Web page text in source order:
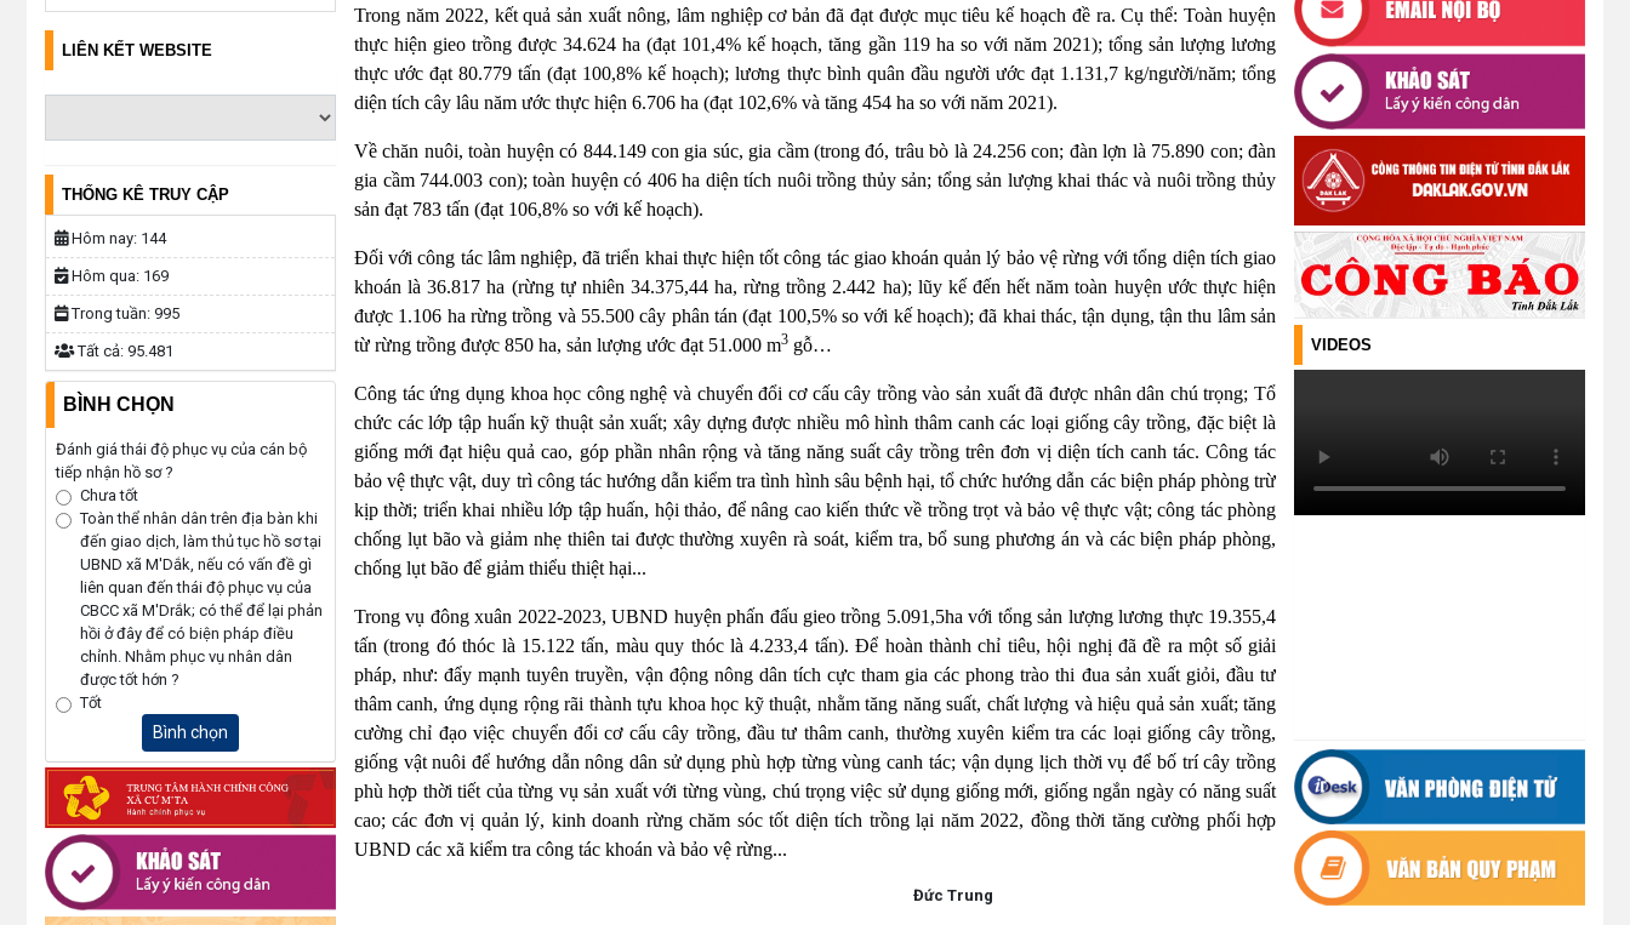
LIÊN KẾT WEBSITE
THỐNG KÊ TRUY CẬP
Hôm nay: 144
Hôm qua: 169
Trong tuần: 995
Tất cả: 95.481
BÌNH CHỌN
Đánh giá thái độ phục vụ của cán bộ
tiếp nhận hồ sơ ?
Chưa tốt
Toàn thể nhân dân trên địa bàn khi
đến giao dịch, làm thủ tục hồ sơ tại
UBND xã M'Dắk, nếu có vấn đề gì
liên quan đến thái độ phục vụ của
CBCC xã M'Drắk; có thể để lại phản
hồi ở đây để có biện pháp điều
chỉnh. Nhằm phục vụ nhân dân
được tốt hớn ?
Tốt
Bình chọn
Trong năm 2022, kết quả sản xuất nông, lâm nghiệp cơ bản đã đạt được mục tiêu kế hoạch đề ra. Cụ thể: Toàn huyện
thực hiện gieo trồng được 34.624 ha (đạt 101,4% kế hoạch, tăng gần 119 ha so với năm 2021); tổng sản lượng lương
thực ước đạt 80.779 tấn (đạt 100,8% kế hoạch); lương thực bình quân đầu người ước đạt 1.131,7 kg/người/năm; tổng
diện tích cây lâu năm ước thực hiện 6.706 ha (đạt 102,6% và tăng 454 ha so với năm 2021).
Về chăn nuôi, toàn huyện có 844.149 con gia súc, gia cầm (trong đó, trâu bò là 24.256 con; đàn lợn là 75.890 con; đàn
gia cầm 744.003 con); toàn huyện có 406 ha diện tích nuôi trồng thủy sản; tổng sản lượng khai thác và nuôi trồng thủy
sản đạt 783 tấn (đạt 106,8% so với kế hoạch).
Đối với công tác lâm nghiệp, đã triển khai thực hiện tốt công tác giao khoán quản lý bảo vệ rừng với tổng diện tích giao
khoán là 36.817 ha (rừng tự nhiên 34.375,44 ha, rừng trồng 2.442 ha); lũy kế đến hết năm toàn huyện ước thực hiện
được 1.106 ha rừng trồng và 55.500 cây phân tán (đạt 100,5% so với kế hoạch); đã khai thác, tận dụng, tận thu lâm sản
từ rừng trồng được 850 ha, sản lượng ước đạt 51.000 m3 gỗ…
Công tác ứng dụng khoa học công nghệ và chuyển đổi cơ cấu cây trồng vào sản xuất đã được nhân dân chú trọng; Tổ
chức các lớp tập huấn kỹ thuật sản xuất; xây dựng được nhiều mô hình thâm canh các loại giống cây trồng, đặc biệt là
giống mới đạt hiệu quả cao, góp phần nhân rộng và tăng năng suất cây trồng trên đơn vị diện tích canh tác. Công tác
bảo vệ thực vật, duy trì công tác hướng dẫn kiểm tra tình hình sâu bệnh hại, tổ chức hướng dẫn các biện pháp phòng trừ
kịp thời; triển khai nhiều lớp tập huấn, hội thảo, để nâng cao kiến thức về trồng trọt và bảo vệ thực vật; công tác phòng
chống lụt bão và giảm nhẹ thiên tai được thường xuyên rà soát, kiểm tra, bổ sung phương án và các biện pháp phòng,
chống lụt bão để giảm thiểu thiệt hại...
Trong vụ đông xuân 2022-2023, UBND huyện phấn đấu gieo trồng 5.091,5ha với tổng sản lượng lương thực 19.355,4
tấn (trong đó thóc là 15.122 tấn, màu quy thóc là 4.233,4 tấn). Để hoàn thành chỉ tiêu, hội nghị đã đề ra một số giải
pháp, như: đẩy mạnh tuyên truyền, vận động nông dân tích cực tham gia các phong trào thi đua sản xuất giỏi, đầu tư
thâm canh, ứng dụng rộng rãi thành tựu khoa học kỹ thuật, nhằm tăng năng suất, chất lượng và hiệu quả sản xuất; tăng
cường chỉ đạo việc chuyển đổi cơ cấu cây trồng, đầu tư thâm canh, thường xuyên kiểm tra các loại giống cây trồng,
giống vật nuôi để hướng dẫn nông dân sử dụng phù hợp từng vùng canh tác; vận dụng lịch thời vụ để bố trí cây trồng
phù hợp thời tiết của từng vụ sản xuất với từng vùng, chú trọng việc sử dụng giống mới, giống ngắn ngày có năng suất
cao; các đơn vị quản lý, kinh doanh rừng chăm sóc tốt diện tích trồng lại năm 2022, đồng thời tăng cường phối hợp
UBND các xã kiểm tra công tác khoán và bảo vệ rừng...
Đức Trung
LỄ VIẾNG NGHĨA TRANG LIỆT SĨ
PHỤC VỤ CÔNG TÁC XÁC ĐỊNH
DANH TÍNH HÀI CỐT LIỆT SĨ
(05/08/2026)
UBND XÃ CƯ M’TA CÔNG KHAI
DANH MỤC THỦ TỤC HÀNH
CHÍNH THỰC HIỆN MỘT PHẦN
(30/07/2026)
CÔNG KHAI DANH MỤC THỦ TỤC
HÀNH CHÍNH THỰC HIỆN TOÀN
TẬP HUẤN NÂNG CAO KỸ NĂNG
TƯ VẤN KHỞI SỰ KINH DOANH
VÀ ĐIỀU HÀNH HOẠT ĐỘNG
NHÓM NĂM 2026
CỦA THANH NIÊN XÃ CƯ M’TA
(14/07/2026)
TÍN DỤNG CHÍNH SÁCH XÃ HỘI
TIẾP TỤC PHÁT HUY HIỆU QUẢ,
GÓP PHẦN GIẢM NGHÈO BỀN
VIDEOS